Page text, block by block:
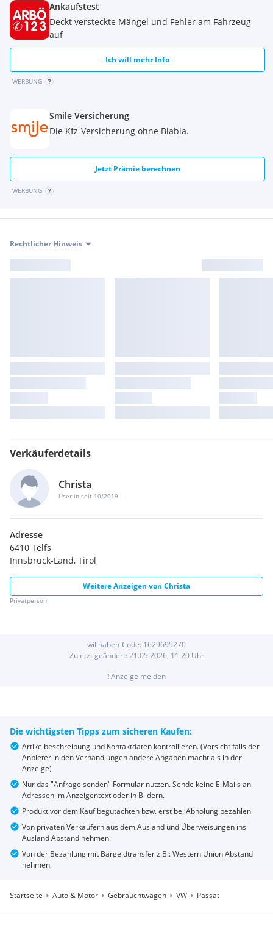
Ankaufstest
Deckt versteckte Mängel und Fehler am Fahrzeug
auf
Ich will mehr Info
WERBUNG
Smile Versicherung
Die Kfz-Versicherung ohne Blabla.
Jetzt Prämie berechnen
WERBUNG
Rechtlicher Hinweis
Verkäuferdetails
Christa
User:in seit 10/2019
Adresse
6410 Telfs
Innsbruck-Land, Tirol
Weitere Anzeigen von Christa
Privatperson
willhaben-Code: 1629695270
Zuletzt geändert: 21.05.2026, 11:20Uhr
!Anzeige melden
Die wichtigsten Tipps zum sicheren Kaufen:
Artikelbeschreibung und Kontaktdaten kontrollieren. (Vorsicht falls der
Anbieter in den Verhandlungen andere Angaben macht als in der
Anzeige)
Nur das "Anfrage senden" Formular nutzen. Sende keine E-Mails an
Adressen im Anzeigentext oder in Bildern.
Produkt vor dem Kauf begutachten bzw. erst bei Abholung bezahlen
Von privaten Verkäufern aus dem Ausland und Überweisungen ins
Ausland Abstand nehmen.
Von der Bezahlung mit Bargeldtransfer z.B.: Western Union Abstand
nehmen.
Startseite Auto & Motor Gebrauchtwagen VW Passat